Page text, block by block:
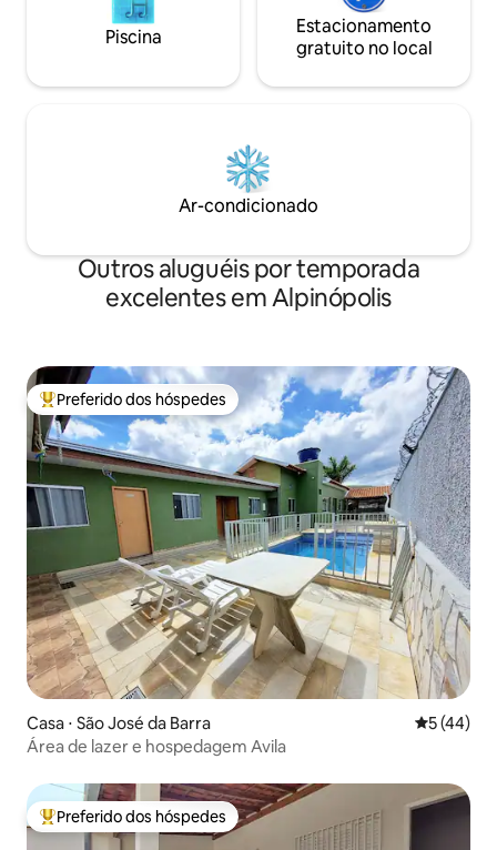
Piscina
Estacionamento
gratuito no local
Ar-condicionado
Outros aluguéis por temporada
excelentes em Alpinópolis
Entre os melhores preferidos dos hóspedes
Preferido dos hóspedes
Casa ⋅ São José da Barra 5 de uma
5 (44)
Área de lazer e hospedagem Avila
Entre os melhores preferidos dos hóspedes
Preferido dos hóspedes